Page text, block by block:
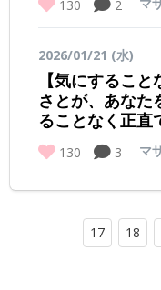
130 2
2026/01/21 (水)
【気にするこ
さとが、あなた
ることなく正直
130 3 マ
17 18